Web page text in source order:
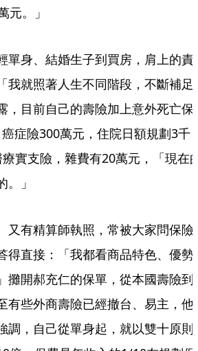
元。」
單身、結婚生子到買房，肩上的責
我就照著人生不同階段，不斷補足
，目前自己的壽險加上意外死亡保
症險300萬元，住院日額規劃3千
實支險，雜費有20萬元，「現在
」
又有精算師執照，常被大家問保險
得直接：「我都看商品特色、優勢
攤開郝充仁的保單，從本國壽險到
有些外商壽險已經撤台、易主，他
調，自己從單身起，就以雙十原則